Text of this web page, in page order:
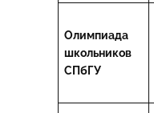
Олимпиада
школьников
СПбГУ